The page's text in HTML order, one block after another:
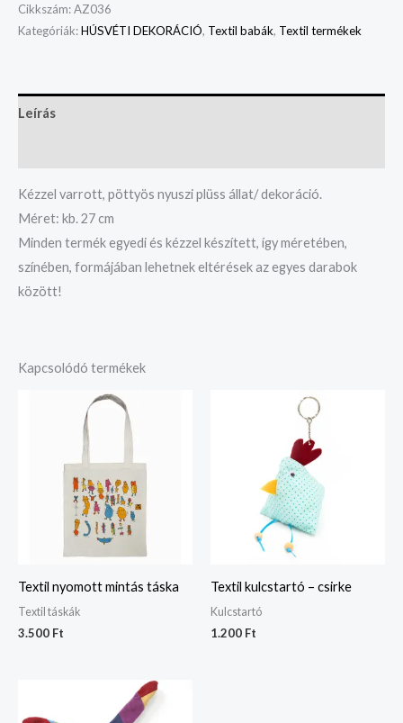
Cikkszám:AZ036
Kategóriák:HÚSVÉTI DEKORÁCIÓ, Textil babák, Textil termékek
Leírás
Kézzel varrott, pöttyös nyuszi plüss állat/ dekoráció.
Méret: kb. 27 cm
Minden termék egyedi és kézzel készített, így méretében,
színében, formájában lehetnek eltérések az egyes darabok
között!
Kapcsolódó termékek
Textil nyomott mintás táska
Textil táskák
3.500 Ft
Textil kulcstartó – csirke
Kulcstartó
1.200 Ft